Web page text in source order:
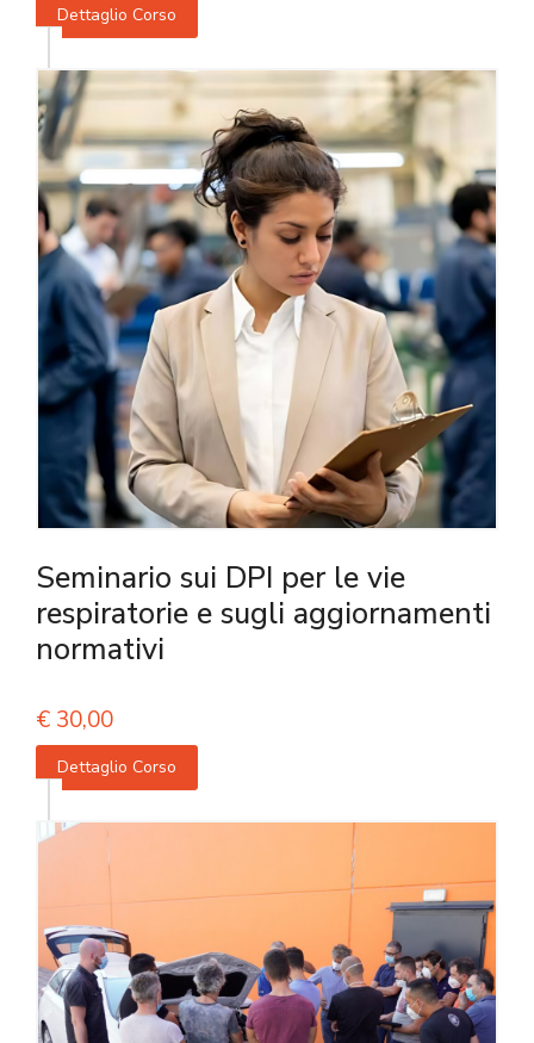
Dettaglio Corso
Seminario sui DPI per le vie
respiratorie e sugli aggiornamenti
normativi
€ 30,00
Dettaglio Corso